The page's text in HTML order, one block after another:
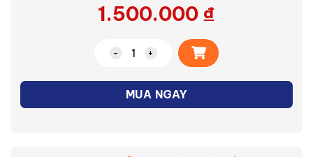
1.500.000 ₫
Bình thủy điện Sharp KP-40EBV-BK số
MUA NGAY
Alternative: